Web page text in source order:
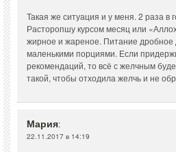
Такая же ситуация и у меня. 2 раза в
Расторопшу курсом месяц или
жирное и жареное. Питание дробное
маленькими порциями. Если
рекомендаций, то всё с желчным
такой, чтобы отходила желчь и не
Мария:
22.11.2017 в 14:19